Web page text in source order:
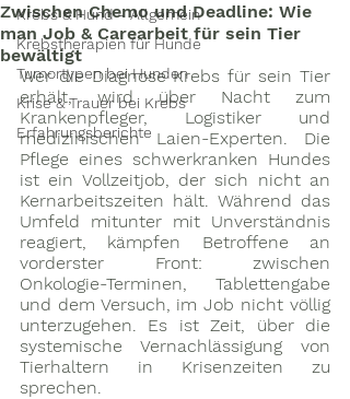
Krebs & Hund - Allgemein
Krebstherapien für Hunde
Tumortypen bei Hunden
Krise & Trauer bei Krebs
Erfahrungsberichte
Zwischen Chemo und Deadline: Wie
man Job & Carearbeit für sein Tier
bewältigt
Wer die Diagnose Krebs für sein Tier
erhält, wird über Nacht zum
Krankenpfleger, Logistiker und
medizinischen Laien-Experten. Die
Pflege eines schwerkranken Hundes
ist ein Vollzeitjob, der sich nicht an
Kernarbeitszeiten hält. Während das
Umfeld mitunter mit Unverständnis
reagiert, kämpfen Betroffene an
vorderster Front: zwischen
Onkologie-Terminen, Tablettengabe
und dem Versuch, im Job nicht völlig
unterzugehen. Es ist Zeit, über die
systemische Vernachlässigung von
Tierhaltern in Krisenzeiten zu
sprechen.